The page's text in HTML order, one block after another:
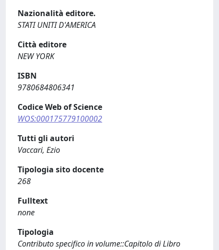
Nazionalità editore.
STATI UNITI D'AMERICA
Città editore
NEW YORK
ISBN
9780684806341
Codice Web of Science
WOS:000175779100002
Tutti gli autori
Vaccari, Ezio
Tipologia sito docente
268
Fulltext
none
Tipologia
Contributo specifico in volume::Capitolo di Libro